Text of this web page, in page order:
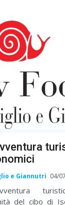
e Giannutri 04/
del cibo di